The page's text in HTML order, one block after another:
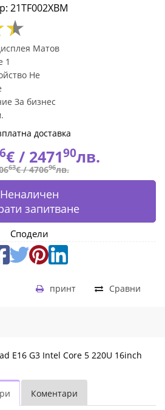
21TF002XBM
Матов
1
Не
За бизнес
доставка
€ / 247190лв.
63€ /470696лв.
Неналичен
запитване
Сподели
Сравни
принт
E16 G3 Intel Core 5 220U 16inch
Коментари